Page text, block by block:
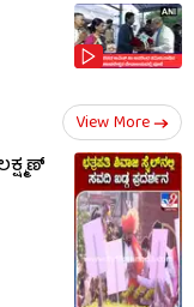
View More